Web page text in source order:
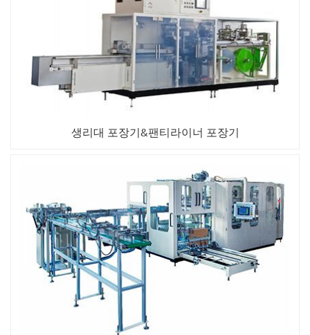
생리대 포장기&팬티라이너 포장기